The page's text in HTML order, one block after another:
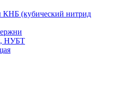
(кубический нитрид
НУБТ